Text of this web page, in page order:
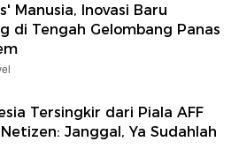
Manusia, Inovasi Baru
di Tengah Gelombang Panas
Tersingkir dari Piala AFF
Janggal, Ya Sudahlah